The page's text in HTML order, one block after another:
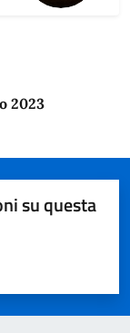
2023
su questa